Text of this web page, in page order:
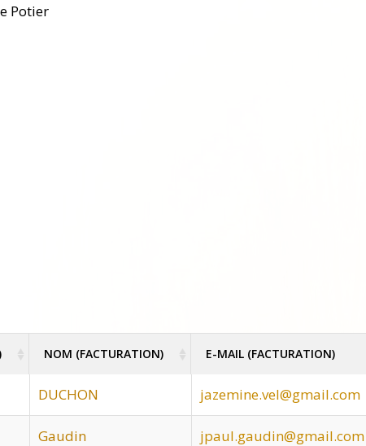
Potier
NOM (FACTURATION) E-MAIL (FACTURATION)
NOM (FACTURATION) E-MAIL (FACTURATION)
DUCHON jazemine.vel@gmail.com
Gaudin jpaul.gaudin@gmail.com